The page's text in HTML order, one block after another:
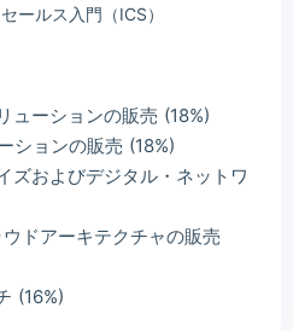
ールス入門（ICS）
ューションの販売 (18%)
ションの販売 (18%)
ズおよびデジタル・ネットワ
ドアーキテクチャの販売
(16%)